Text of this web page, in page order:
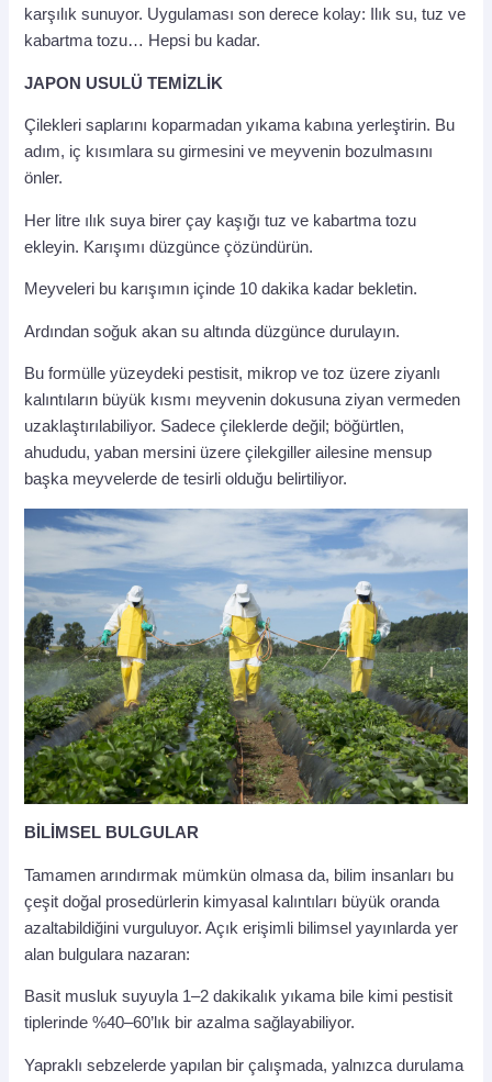
karşılık sunuyor. Uygulaması son derece kolay: Ilık su, tuz ve
kabartma tozu… Hepsi bu kadar.
JAPON USULÜ TEMİZLİK
Çilekleri saplarını koparmadan yıkama kabına yerleştirin. Bu
adım, iç kısımlara su girmesini ve meyvenin bozulmasını
önler.
Her litre ılık suya birer çay kaşığı tuz ve kabartma tozu
ekleyin. Karışımı düzgünce çözündürün.
Meyveleri bu karışımın içinde 10 dakika kadar bekletin.
Ardından soğuk akan su altında düzgünce durulayın.
Bu formülle yüzeydeki pestisit, mikrop ve toz üzere ziyanlı
kalıntıların büyük kısmı meyvenin dokusuna ziyan vermeden
uzaklaştırılabiliyor. Sadece çileklerde değil; böğürtlen,
ahududu, yaban mersini üzere çilekgiller ailesine mensup
başka meyvelerde de tesirli olduğu belirtiliyor.
BİLİMSEL BULGULAR
Tamamen arındırmak mümkün olmasa da, bilim insanları bu
çeşit doğal prosedürlerin kimyasal kalıntıları büyük oranda
azaltabildiğini vurguluyor. Açık erişimli bilimsel yayınlarda yer
alan bulgulara nazaran:
Basit musluk suyuyla 1–2 dakikalık yıkama bile kimi pestisit
tiplerinde %40–60’lık bir azalma sağlayabiliyor.
Yapraklı sebzelerde yapılan bir çalışmada, yalnızca durulama